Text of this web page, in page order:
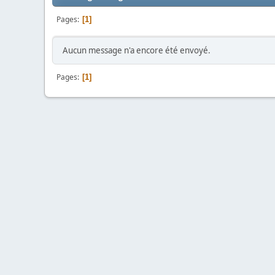
Pages 1
Aucun message n'a encore été envoyé.
Pages 1